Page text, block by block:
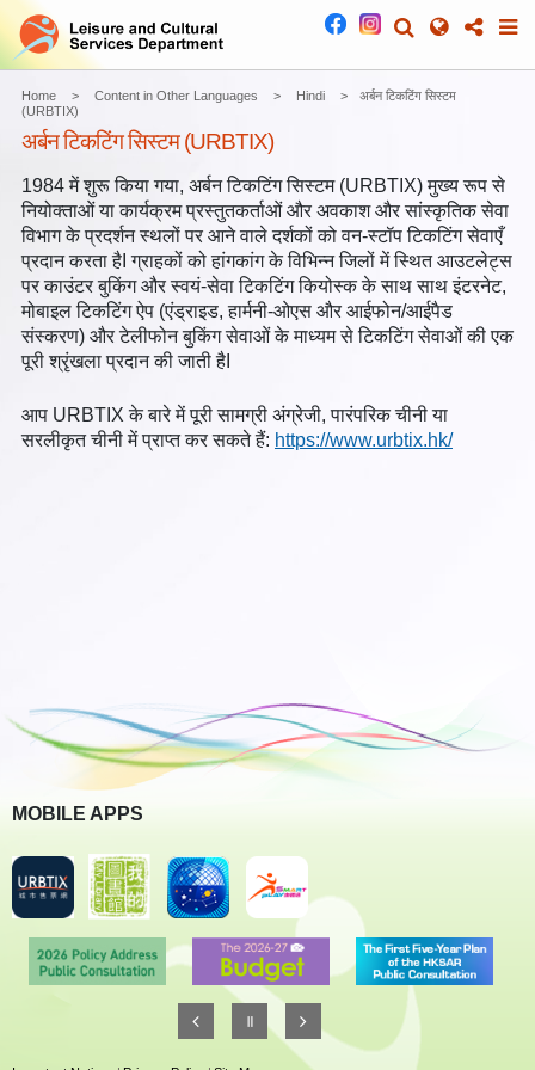
Home Content in Other Languages Hindi
अर्बन टिकटिंग सिस्टम
(URBTIX)
अर्बन टिकटिंग सिस्टम (URBTIX)
1984 में शुरू किया गया, अर्बन टिकटिंग सिस्टम (URBTIX) मुख्य रूप से
नियोक्ताओं या कार्यक्रम प्रस्तुतकर्ताओं और अवकाश और सांस्कृतिक सेवा
विभाग के प्रदर्शन स्थलों पर आने वाले दर्शकों को वन-स्टॉप टिकटिंग सेवाएँ
प्रदान करता हैI ग्राहकों को हांगकांग के विभिन्न जिलों में स्थित आउटलेट्स
पर काउंटर बुकिंग और स्वयं-सेवा टिकटिंग कियोस्क के साथ साथ इंटरनेट,
मोबाइल टिकटिंग ऐप (एंड्राइड, हार्मनी-ओएस और आईफोन/आईपैड
संस्करण) और टेलीफोन बुकिंग सेवाओं के माध्यम से टिकटिंग सेवाओं की एक
पूरी श्रृंखला प्रदान की जाती हैI
आप URBTIX के बारे में पूरी सामग्री अंग्रेजी, पारंपरिक चीनी या
सरलीकृत चीनी में प्राप्त कर सकते हैं: https://www.urbtix.hk/
MOBILE APPS